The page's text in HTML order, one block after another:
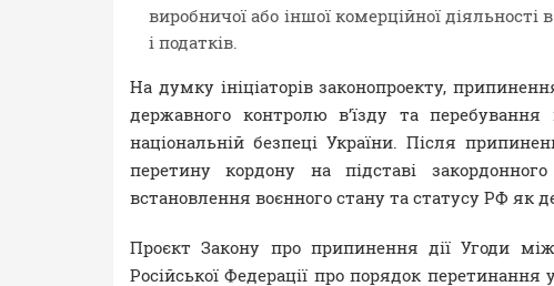
виробничої або іншої комерційної
і податків.
На думку ініціаторів законопроекту,
державного контролю в’їзду та
національній безпеці України. Після
перетину кордону на підставі
встановлення воєнного стану та статусу РФ як
Проєкт Закону про припинення дії Угоди
Російської Федерації про порядок перетинання